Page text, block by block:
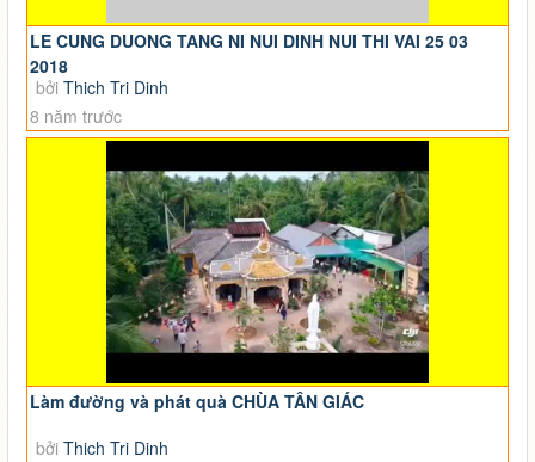
LE CUNG DUONG TANG NI NUI DINH NUI THI VAI 25 03
2018
bởi Thich Tri Dinh
8 năm trước
Làm đường và phát quà CHÙA TÂN GIÁC
bởi Thich Tri Dinh